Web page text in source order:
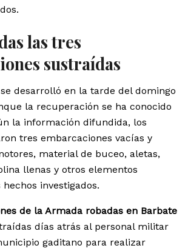
las tres
sustraídas
desarrolló en la tarde del domingo
la recuperación se ha conocido
la información difundida, los
tres embarcaciones vacías y
material de buceo, aletas,
llenas y otros elementos
investigados.
de la Armada robadas en Barbate
días atrás al personal militar
gaditano para realizar